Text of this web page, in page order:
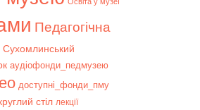
Педагогічна
Сухомлинський
аудіофонди_педмузею
доступні_фонди_пму
стіл лекції